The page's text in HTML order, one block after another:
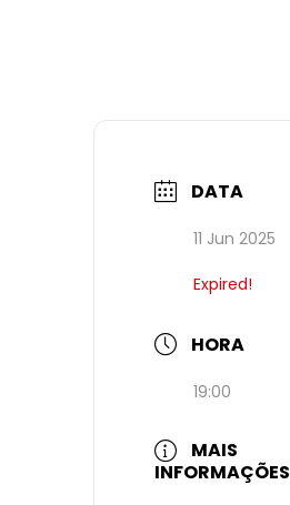
DATA
11 Jun 2025
Expired!
HORA
19:00
MAIS
INFORMAÇÕES